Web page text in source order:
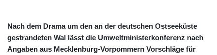
Nach dem Drama um den an der deutschen Ostseeküste
gestrandeten Wal lässt die Umweltministerkonferenz nach
Angaben aus Mecklenburg-Vorpommern Vorschläge für